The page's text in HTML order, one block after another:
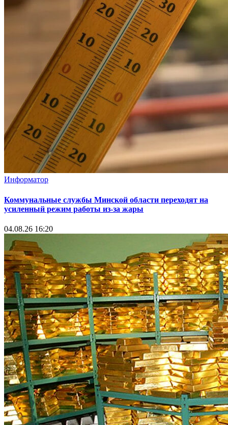
Информатор
Коммунальные службы Минской области переходят на
усиленный режим работы из-за жары
04.08.26 16:20